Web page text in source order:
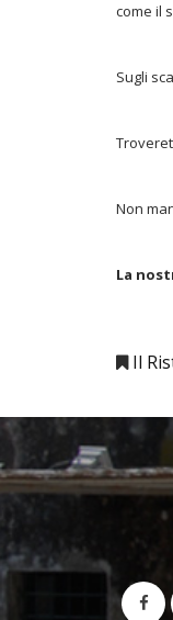
come il
Sugli
Non
La
Il